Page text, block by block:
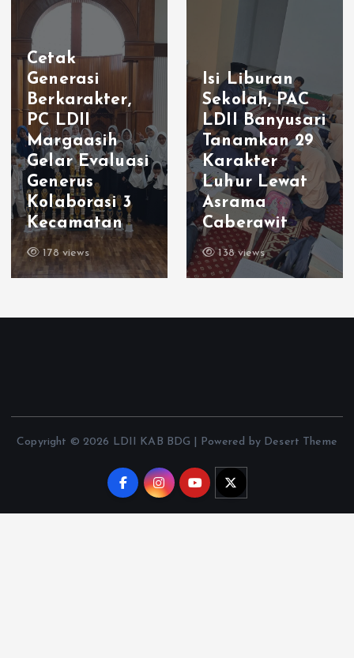
Cetak
Generasi
Berkarakter,
PC LDII
Margaasih
Gelar Evaluasi
Generus
Kolaborasi 3
Kecamatan
178 views
Isi Liburan
Sekolah, PAC
LDII Banyusari
Tanamkan 29
Karakter
Luhur Lewat
Asrama
Caberawit
138 views
Copyright © 2026 LDII KAB BDG | Powered by Desert Theme